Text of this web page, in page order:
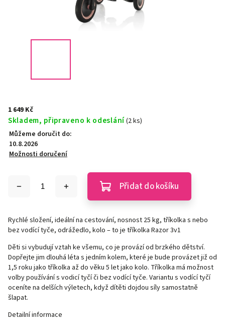
1 649 Kč
Skladem, připraveno k odeslání(2 ks)
Můžeme doručit do:
10.8.2026
Možnosti doručení
Přidat do košíku
Rychlé složení, ideální na cestování, nosnost 25 kg, tříkolka s nebo
bez vodící tyče, odrážedlo, kolo – to je tříkolka Razor 3v1
Děti si vybudují vztah ke všemu, co je provází od brzkého dětství.
Dopřejte jim dlouhá léta s jedním kolem, které je bude provázet již od
1,5 roku jako tříkolka až do věku 5 let jako kolo. Tříkolka má možnost
volby používání s vodicí tyčí či bez vodící tyče. Variantu s vodící tyčí
oceníte na delších výletech, když dítěti dojdou síly samostatně
šlapat.
Detailní informace